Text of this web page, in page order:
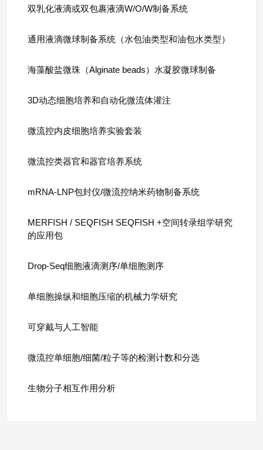
双乳化液滴或双包裹液滴W/O/W制备系统
通用液滴微球制备系统（水包油类型和油包水类型）
海藻酸盐微珠（Alginate beads）水凝胶微球制备
3D动态细胞培养和自动化微流体灌注
微流控内皮细胞培养实验套装
微流控类器官和器官培养系统
mRNA-LNP包封仪/微流控纳米药物制备系统
MERFISH / SEQFISH SEQFISH +空间转录组学研究
的应用包
Drop-Seq细胞液滴测序/单细胞测序
单细胞操纵和细胞压缩的机械力学研究
可穿戴与人工智能
微流控单细胞/细菌/粒子等的检测计数和分选
生物分子相互作用分析